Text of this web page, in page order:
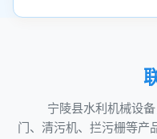
宁陵县水利机械设
门、清污机、拦污栅等产